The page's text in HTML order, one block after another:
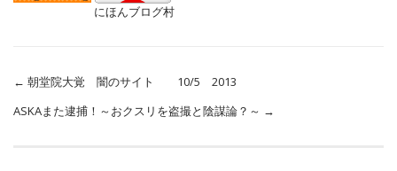
にほんブログ村
← 朝堂院大覚 闇のサイト 10/5 2013
ASKAまた逮捕！～おクスリを盗撮と陰謀論？～ →